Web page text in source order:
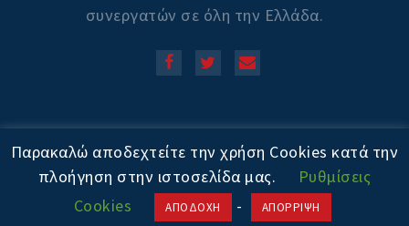
συνεργατών σε όλη την Ελλάδα.
Copyright © 2020! All Rights
Reserved. Powered by
Παρακαλώ αποδεχτείτε την χρήση Cookies κατά την
πλοήγηση στην ιστοσελίδα μας.
Ρυθμίσεις
Cookies
ΑΠΟΔΟΧΗ - ΑΠΟΡΡΙΨΗ